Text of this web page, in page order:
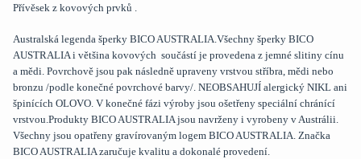
Přívěsek z kovových prvků .
Australská legenda šperky BICO AUSTRALIA.Všechny šperky BICO
AUSTRALIA i většina kovových součástí je provedena z jemné slitiny cínu
a mědi. Povrchově jsou pak následně upraveny vrstvou stříbra, mědi nebo
bronzu /podle konečné povrchové barvy/. NEOBSAHUJÍ alergický NIKL ani
špinících OLOVO. V konečné fázi výroby jsou ošetřeny speciální chránící
vrstvou.Produkty BICO AUSTRALIA jsou navrženy i vyrobeny v Austrálii.
Všechny jsou opatřeny gravírovaným logem BICO AUSTRALIA. Značka
BICO AUSTRALIA zaručuje kvalitu a dokonalé provedení.